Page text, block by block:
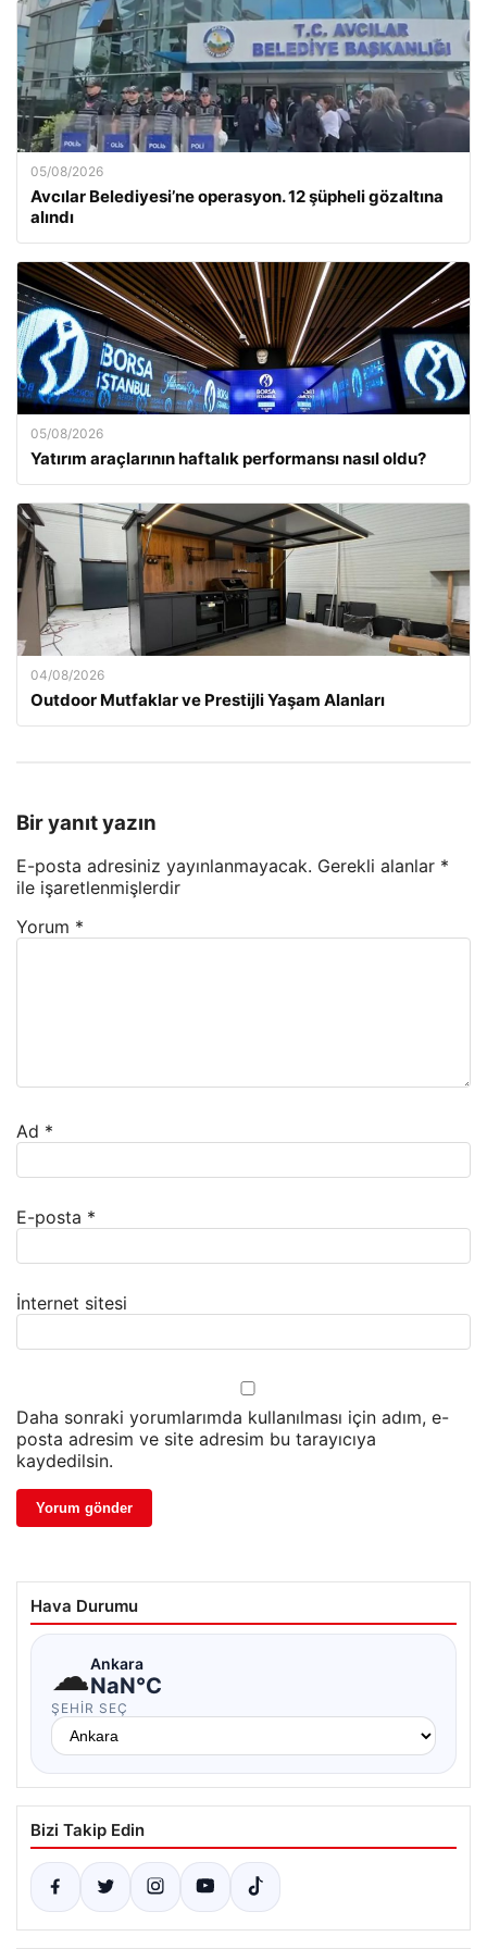
05/08/2026
Avcılar Belediyesi’ne operasyon. 12 şüpheli gözaltına
alındı
05/08/2026
Yatırım araçlarının haftalık performansı nasıl oldu?
04/08/2026
Outdoor Mutfaklar ve Prestijli Yaşam Alanları
Bir yanıt yazın
E-posta adresiniz yayınlanmayacak. Gerekli alanlar *
ile işaretlenmişlerdir
Yorum *
Ad *
E-posta *
İnternet sitesi
Daha sonraki yorumlarımda kullanılması için adım, e-
posta adresim ve site adresim bu tarayıcıya
kaydedilsin.
Hava Durumu
☁Ankara
NaN°C
ŞEHIR SEÇ
Bizi Takip Edin